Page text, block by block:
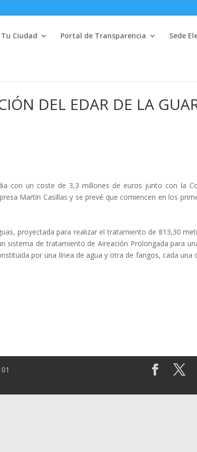
Tu Ciudad Portal de Transparencia Sede
DEL EDAR DE LA
con un coste de 3,3 millones de euros junto con la
Martín Casillas y se prevé que comiencen en los
proyectada para realizar el tratamiento de 813,30
sistema de tratamiento de Aireación Prolongada para
por una línea de agua y otra de fangos, cada una